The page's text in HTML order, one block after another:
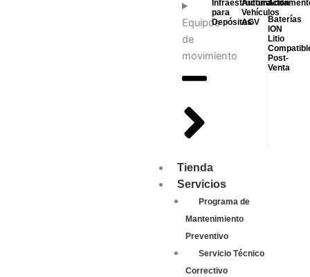
Equipos
de
movimiento
Infraestructura
para
Depósitos
Automación
Vehículos
AGV
Baterías
ION
Litio
Post-
Venta
Tienda
Servicios
Programa de
Mantenimiento
Preventivo
Servicio Técnico
Correctivo